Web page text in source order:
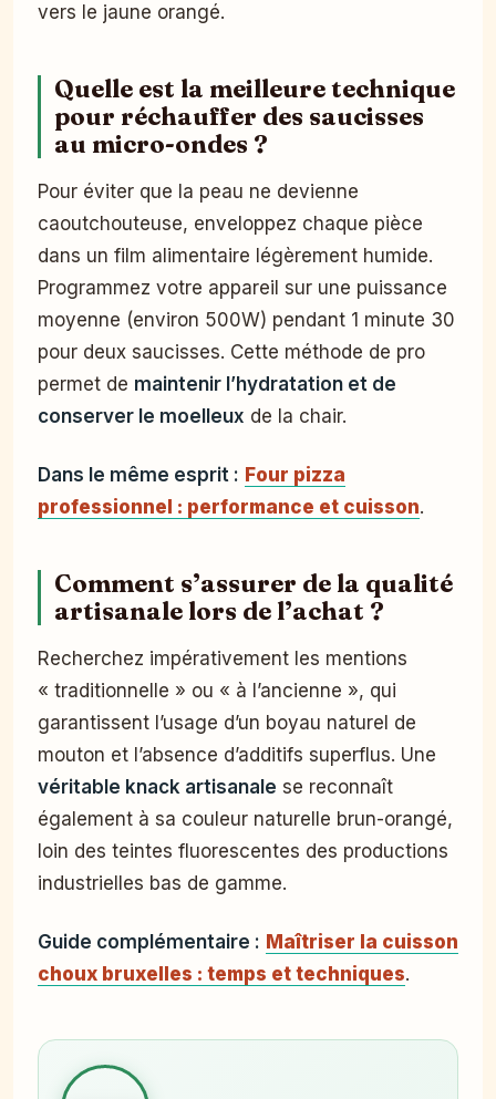
vers le jaune orangé.
Quelle est la meilleure technique
pour réchauffer des saucisses
au micro-ondes ?
Pour éviter que la peau ne devienne
caoutchouteuse, enveloppez chaque pièce
dans un film alimentaire légèrement humide.
Programmez votre appareil sur une puissance
moyenne (environ 500W) pendant 1 minute 30
pour deux saucisses. Cette méthode de pro
permet de maintenir l’hydratation et de
conserver le moelleux de la chair.
Dans le même esprit : Four pizza
professionnel : performance et cuisson.
Comment s’assurer de la qualité
artisanale lors de l’achat ?
Recherchez impérativement les mentions
« traditionnelle » ou « à l’ancienne », qui
garantissent l’usage d’un boyau naturel de
mouton et l’absence d’additifs superflus. Une
véritable knack artisanale se reconnaît
également à sa couleur naturelle brun-orangé,
loin des teintes fluorescentes des productions
industrielles bas de gamme.
Guide complémentaire : Maîtriser la cuisson
choux bruxelles : temps et techniques.